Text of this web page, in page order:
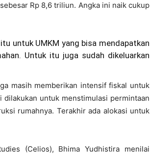
Rp 8,6 triliun. Angka ini naik cukup
untuk UMKM yang bisa mendapatkan
Untuk itu juga sudah dikeluarkan
masih memberikan intensif fiskal untuk
untuk menstimulasi permintaan
rumahnya. Terakhir ada alokasi untuk
(Celios), Bhima Yudhistira menilai